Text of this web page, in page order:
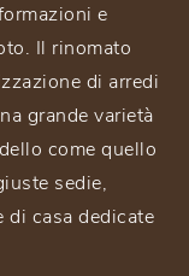
e
Il rinomato
di arredi
grande varietà
come quello
sedie,
di casa dedicate